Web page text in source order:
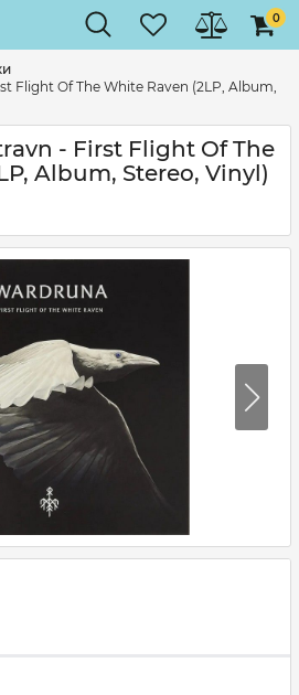
0
Flight Of The White Raven (2LP, Album,
- First Flight Of The
Album, Stereo, Vinyl)